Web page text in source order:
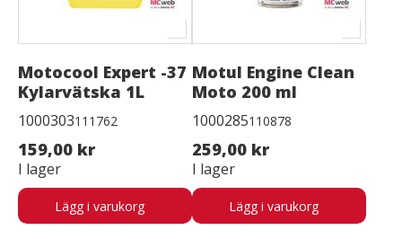
Motocool Expert -37
Kylarvätska 1L
1000303111762
159,00 kr
I lager
Lägg i varukorg
Motul Engine Clean
Moto 200 ml
1000285110878
259,00 kr
I lager
Lägg i varukorg